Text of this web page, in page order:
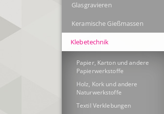
Glasgravieren
Keramische Gießmassen
Klebetechnik
Papier, Karton und andere
Papierwerkstoffe
Holz, Kork und andere
Naturwerkstoffe
Textil Verklebungen